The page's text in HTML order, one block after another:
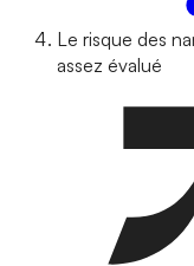
Le risque des
assez évalué